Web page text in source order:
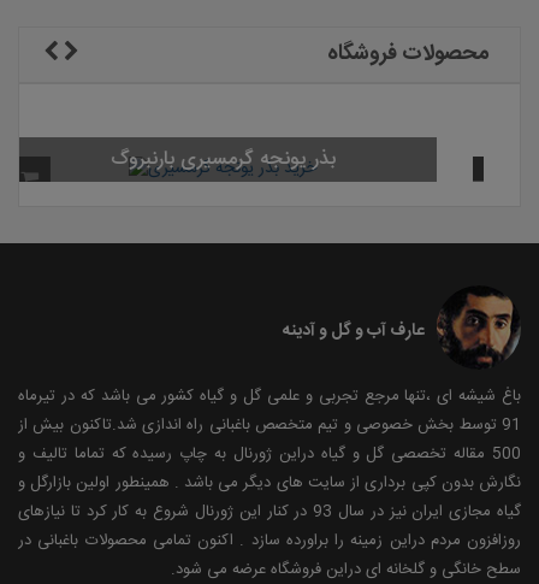
محصولات فروشگاه
عارف آب و گل و آدینه
باغ شیشه ای ،تنها مرجع تجربی و علمی گل و گیاه کشور می باشد که در تیرماه
91 توسط بخش خصوصی و تیم متخصص باغبانی راه اندازی شد.تاکنون بیش از
500 مقاله تخصصی گل و گیاه دراین ژورنال به چاپ رسیده که تماما تالیف و
نگارش بدون کپی برداری از سایت های دیگر می باشد . همینطور اولین بازارگل و
گیاه مجازی ایران نیز در سال 93 در کنار این ژورنال شروع به کار کرد تا نیازهای
روزافزون مردم دراین زمینه را براورده سازد . اکنون تمامی محصولات باغبانی در
سطح خانگی و گلخانه ای دراین فروشگاه عرضه می شود.